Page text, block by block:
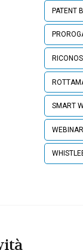
PATENT
SMART
WEBINAR